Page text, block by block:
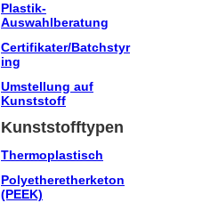
Plastik-
Auswahlberatung
Certifikater/Batchstyr
ing
Umstellung auf
Kunststoff
Kunststofftypen
Thermoplastisch
Polyetheretherketon
(PEEK)